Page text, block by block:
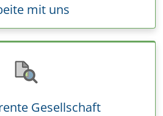
mit uns
Gesellschaft